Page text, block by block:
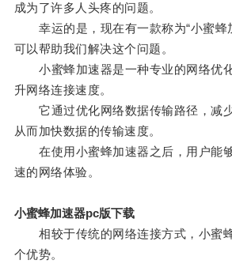
成为了许多人头疼的问题。
幸运的是，现在有一款称为“小蜜蜂
可以帮助我们解决这个问题。
小蜜蜂加速器是一种专业的网络优
升网络连接速度。
它通过优化网络数据传输路径，减少
从而加快数据的传输速度。
在使用小蜜蜂加速器之后，用户能
速的网络体验。
小蜜蜂加速器pc版下载
相较于传统的网络连接方式，小蜜
个优势。